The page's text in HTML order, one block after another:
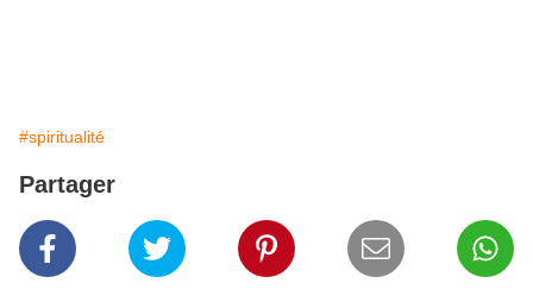
#spiritualité
Partager